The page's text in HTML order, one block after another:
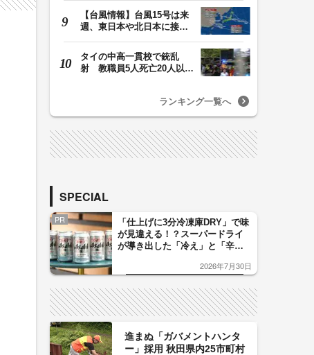
【台風情報】台風15号は来
週、東日本や北日本に接近
タイの中高一貫校で銃乱
射 教職員5人死亡20人以上
ランキング一覧へ
SPECIAL
PR
「仕上げに3分冷凍庫DRY」で味
が見違える！？スーパードライ
が導き出した「冷え」と「辛
した「辛口カーブ」が飲み頃の
2026年7月30日
進まぬ「ガバメントハンタ
ー」採用 秋田県内25市町村